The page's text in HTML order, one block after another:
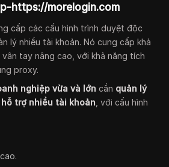
https://morelogin.com
cấp các cấu hình trình duyệt độc
lý nhiều tài khoản. Nó cung cấp khả
tay nâng cao, với khả năng tích
proxy.
nghiệp vừa và lớn cần quản lý
hỗ trợ nhiều tài khoản , với cấu hình